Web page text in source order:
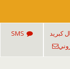
كبريد
SMS